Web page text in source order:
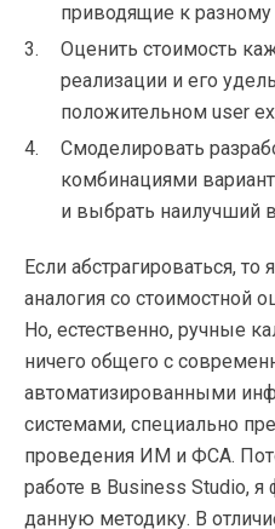
приводящие к разному
Оценить стоимость
реализации и его
положительном user
Смоделировать
комбинациями
и выбрать наилучший
Если абстрагироваться, то
аналогия со стоимостной
Но, естественно, ручные
ничего общего с
автоматизированными
системами, специально
проведения ИМ и ФСА.
работе в Business Studio,
данную методику. В